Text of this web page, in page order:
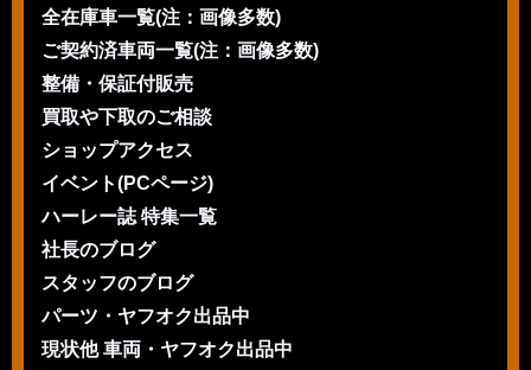
全在庫車一覧(注：画像多数)
ご契約済車両一覧(注：画像多数)
整備・保証付販売
買取や下取のご相談
ショップアクセス
イベント(PCページ)
ハーレー誌 特集一覧
社長のブログ
スタッフのブログ
パーツ・ヤフオク出品中
現状他 車両・ヤフオク出品中